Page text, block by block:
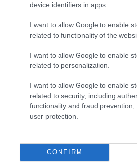
device identifiers in apps.
I want to allow Google to enable
related to functionality of the
I want to allow Google to enable
related to personalization.
I want to allow Google to enable
related to security, including
functionality and fraud prevention,
user protection.
CONFIRM
À lire aussi
SPORT